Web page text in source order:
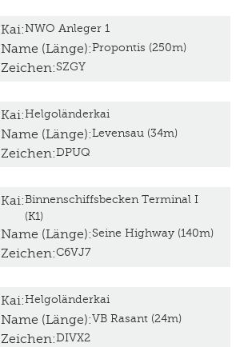
Kai:NWO Anleger 1
Name (Länge):Propontis (250m)
Zeichen:SZGY
Kai:Helgoländerkai
Name (Länge):Levensau (34m)
Zeichen:DPUQ
Kai:Binnenschiffsbecken Terminal I
(K1)
Name (Länge):Seine Highway (140m)
Zeichen:C6VJ7
Kai:Helgoländerkai
Name (Länge):VB Rasant (24m)
Zeichen:DIVX2